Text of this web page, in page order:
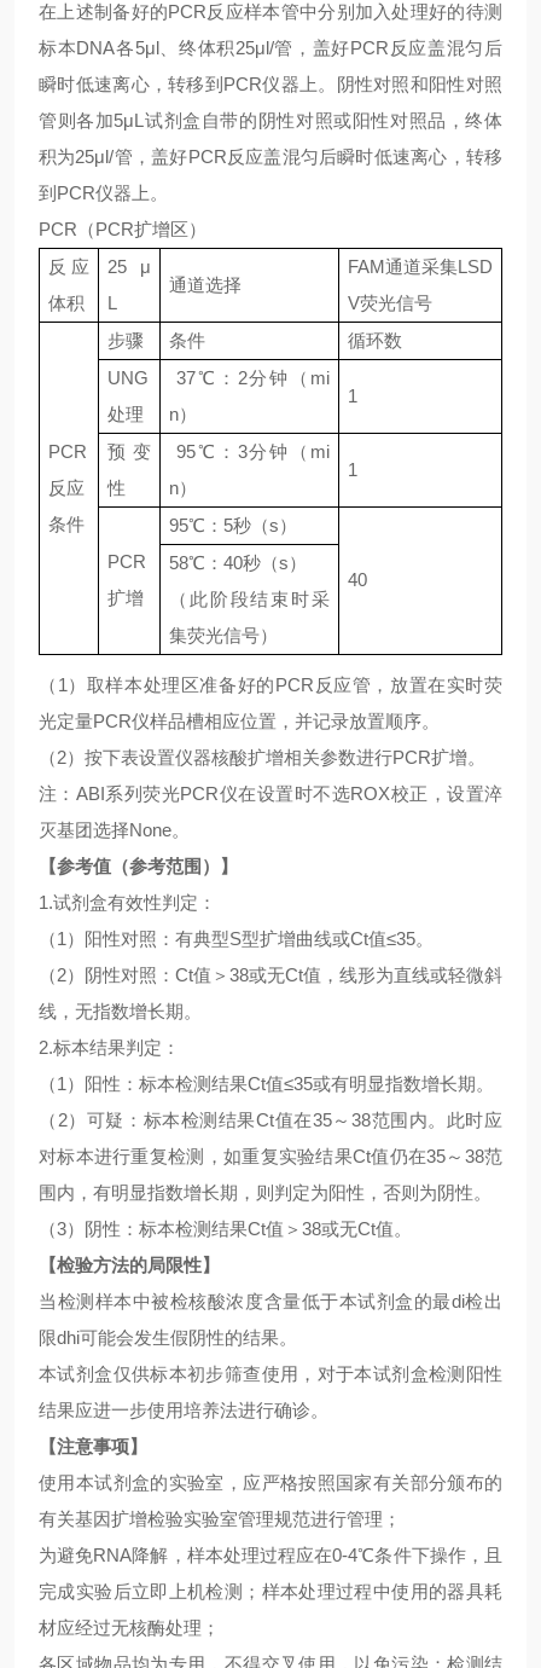
在上述制备好的PCR反应样本管中分别加入处理好的待测
标本DNA各5μl、终体积25μl/管，盖好PCR反应盖混匀后
瞬时低速离心，转移到PCR仪器上。阴性对照和阳性对照
管则各加5μL试剂盒自带的阴性对照或阳性对照品，终体
积为25μl/管，盖好PCR反应盖混匀后瞬时低速离心，转移
到PCR仪器上。
PCR（PCR扩增区）
反应
体积
25 μ
L
通道选择
FAM通道采集LSD
V荧光信号
PCR
反应
条件
步骤 条件
循环数
UNG
处理
37℃：2分钟（mi
n）
1
预变
性
95℃：3分钟（mi
n）
1
PCR
扩增
95℃：5秒（s）
40
58℃：40秒（s）
（此阶段结束时采
集荧光信号）
（ 1）取样本处理区准备好的PCR反应管，放置在实时荧
光定量PCR仪样品槽相应位置，并记录放置顺序。
（2）按下表设置仪器核酸扩增相关参数进行PCR扩增。
注： ABI系列荧光PCR仪在设置时不选ROX校正，设置淬
灭基团选择None。
【参考值（参考范围）】
1.试剂盒有效性判定：
（1）阳性对照：有典型S型扩增曲线或Ct值≤35。
（2）阴性对照：Ct值＞38或无Ct值，线形为直线或轻微斜
线，无指数增长期。
2.标本结果判定：
（1）阳性：标本检测结果Ct值≤35或有明显指数增长期。
（ 2）可疑：标本检测结果Ct值在35～38范围内。此时应
对标本进行重复检测，如重复实验结果Ct值仍在35～38范
围内，有明显指数增长期，则判定为阳性，否则为阴性。
（3）阴性：标本检测结果Ct值＞38或无Ct值。
【检验方法的局限性】
当检测样本中被检核酸浓度含量低于本试剂盒的最di检出
限dhi可能会发生假阴性的结果。
本试剂盒仅供标本初步筛查使用，对于本试剂盒检测阳性
结果应进一步使用培养法进行确诊。
【注意事项】
使用本试剂盒的实验室，应严格按照国家有关部分颁布的
有关基因扩增检验实验室管理规范进行管理；
为避免RNA降解，样本处理过程应在0-4℃条件下操作，且
完成实验后立即上机检测；样本处理过程中使用的器具耗
材应经过无核酶处理；
各区域物品均为专用，不得交叉使用，以免污染；检测结